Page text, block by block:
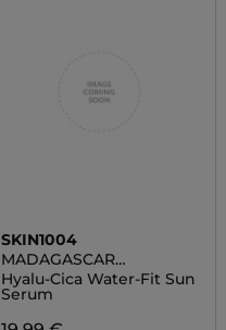
SKIN1004
MADAGASCAR
CENTELLA
Hyalu-Cica Water-Fit Sun
Serum